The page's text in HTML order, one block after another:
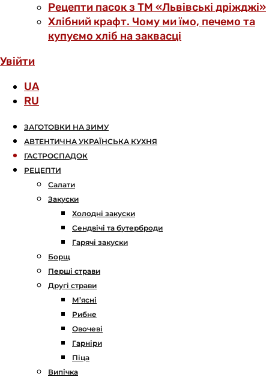
Рецепти пасок з ТМ «Львівські дріжджі»
Хлібний крафт. Чому ми їмо, печемо та
купуємо хліб на заквасці
Увійти
UA
RU
ЗАГОТОВКИ НА ЗИМУ
АВТЕНТИЧНА УКРАЇНСЬКА КУХНЯ
ГАСТРОСПАДОК
РЕЦЕПТИ
Салати
Закуски
Холодні закуски
Сендвічі та бутерброди
Гарячі закуски
Борщ
Перші страви
Другі страви
М’ясні
Рибне
Овочеві
Гарніри
Піца
Випічка